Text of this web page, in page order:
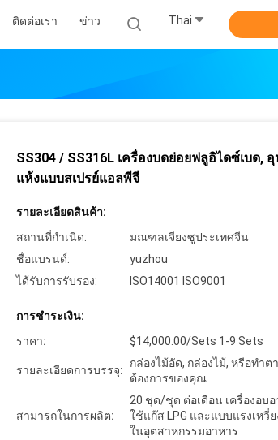
ติดต่อเรา ข่าว Thai
SS304 / SS316L เครื่องบดย่อยฟลูอิไดซ์เบด,
แห้งแบบสเปรย์แอลพีจี
รายละเอียดสินค้า:
สถานที่กำเนิด:
มณฑลเจียงซูประเทศจีน
ชื่อแบรนด์:
yuzhou
ได้รับการรับรอง:
ISO14001 ISO9001
การชำระเงิน:
ราคา:
$14,000.00/Sets 1-9 Sets
รายละเอียดการบรรจุ:
กล่องไม้อัด, กล่องไม้, หรือทำต
ต้องการของคุณ
สามารถในการผลิต:
20 ชุด/ชุด ต่อเดือน เครื่องอบ
ใช้แก๊ส LPG และแบบแรงเหวี่
ในอุตสาหกรรมอาหาร